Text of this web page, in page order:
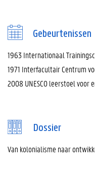
Gebeurtenissen
1963 Internationaal
1971 Interfacultair Centrum
2008 UNESCO leerstoel voor
Dossier
Van kolonialisme naar